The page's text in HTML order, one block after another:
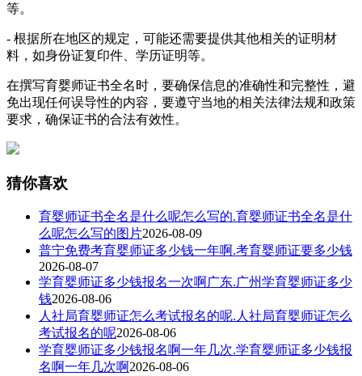
等。
- 根据所在地区的规定，可能还需要提供其他相关的证明材
料，如身份证复印件、学历证明等。
在撰写育婴师证书全名时，要确保信息的准确性和完整性，避
免出现任何误导性的内容，要遵守当地的相关法律法规和政策
要求，确保证书的合法有效性。
猜你喜欢
育婴师证书全名是什么呢怎么写的.育婴师证书全名是什
么呢怎么写的图片2026-08-09
普宁免费考育婴师证多少钱一年啊.考育婴师证要多少钱
2026-08-07
学育婴师证多少钱报名一次啊广东.广州学育婴师证多少
钱2026-08-06
人社局育婴师证怎么考试报名的呢.人社局育婴师证怎么
考试报名的呢2026-08-06
学育婴师证多少钱报名啊一年几次.学育婴师证多少钱报
名啊一年几次啊2026-08-06